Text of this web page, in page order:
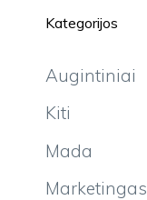
Kategorijos
Augintiniai
Kiti
Mada
Marketingas